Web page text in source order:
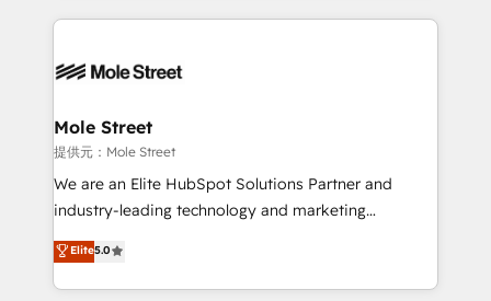
Integrations; complex builds delivered in weeks, not
workflows; automation agents; process optimization
Healthcare: HIPAA implementations; secure data
workflows 💼 Financial Services: compliant
workflows; audit-ready reporting ⚖️ Legal: client
intake; pipeline and document workflows 🛒 E-
revenue automation 🏢 Real Estate: deal pipelines;
portfolio and lifecycle management 🏭
Mole Street
提供元：Mole Street
We are an Elite HubSpot Solutions Partner and
industry-leading technology and marketing
consultancy. Our focus is on enterprise and mid-
market B2B companies globally that want a strategic
approach to execute their goals through creative
Elite5.0